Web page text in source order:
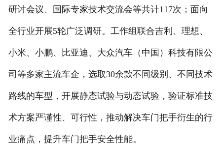
研讨会议、国际专家技术交流会等共计117次；面向
全行业开展5轮广泛调研。工作组联合吉利、理想、
小米、小鹏、比亚迪、大众汽车（中国）科技有限公
司等多家主流车企，选取30余款不同级别、不同技术
路线的车型，开展静态试验与动态试验，验证标准技
术方案严谨性、可行性，推动解决车门把手衍生的行
业痛点，提升车门把手安全性能。